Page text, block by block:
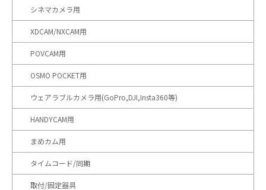
シネマカメラ用
XDCAM/NXCAM用
POVCAM用
OSMO POCKET用
ウェアラブルカメラ用(GoPro,DJI,Insta360等)
HANDYCAM用
まめカム用
タイムコード/同期
取付/固定器具